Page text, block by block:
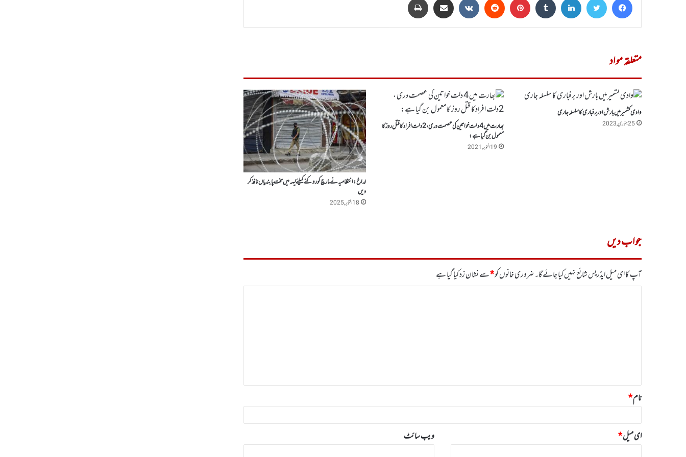
متعلقہ مواد
وادی کشمیرمیں بارش اور برفباری کا سلسلہ جاری
25 جنوری, 2023 بھارت میں 4 دلت خواتین کی عصمت دری ، 2دلت افرادکا قتل روز کا
معمول بن گیا ہے:
19 اکتوبر, 2021
لداخ: انتظامیہ نے مارچ کو روکنے کیلئے لیہہ میں سخت پابندیاں نافذ کر
دیں
18 اکتوبر, 2025
جواب دیں
آپ کا ای میل ایڈریس شائع نہیں کیا جائے گا۔ضروری خانوں کو*سے نشان زد کیا گیا ہے
نام*
ای میل* ویب‌ سائٹ